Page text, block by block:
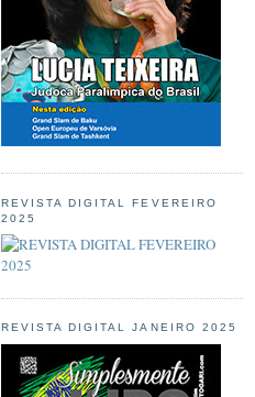
REVISTA DIGITAL FEVEREIRO
2025
REVISTA DIGITAL JANEIRO 2025